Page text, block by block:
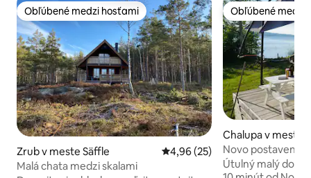
Obľúbené medzi hosťami
Obľúbené medzi hosťami
Zrub v meste Säffle Priemerné ohodnotenie 4,96
4,96 (25)
Malá chata medzi skalami
Obľúbené medzi
Obľúbené medzi
Chalupa v meste
Novo postavený
jazere
Útulný malý dom,